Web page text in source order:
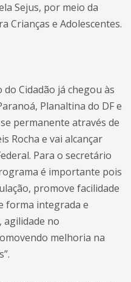
Sejus, por meio da
Crianças e Adolescentes.
Cidadão já chegou às
Planaltina do DF e
permanente através de
Rocha e vai alcançar
Para o secretário
é importante pois
promove facilidade
forma integrada e
agilidade no
melhoria na